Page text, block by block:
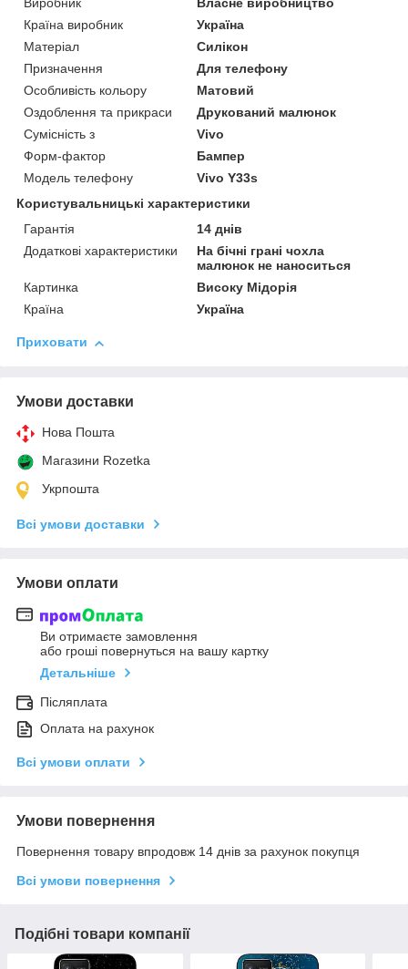
Виробник
Власне виробництво
Країна виробник
Україна
Матеріал
Силікон
Призначення
Для телефону
Особливість кольору
Матовий
Оздоблення та прикраси
Друкований малюнок
Сумісність з
Vivo
Форм-фактор
Бампер
Модель телефону
Vivo Y33s
Користувальницькі характеристики
Гарантія
14 днів
Додаткові характеристики
На бічні грані чохла
малюнок не наноситься
Картинка
Високу Мідорія
Країна
Україна
Приховати
Умови доставки
Нова Пошта
Магазини Rozetka
Укрпошта
Всі умови доставки
Умови оплати
Ви отримаєте замовлення
або гроші повернуться на вашу картку
Детальніше
Післяплата
Оплата на рахунок
Всі умови оплати
Умови повернення
Повернення товару впродовж 14 днів за рахунок покупця
Всі умови повернення
Подібні товари компанії